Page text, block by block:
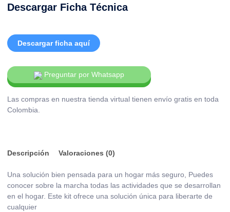
Descargar Ficha Técnica
Descargar ficha aquí
Preguntar por Whatsapp
Las compras en nuestra tienda virtual tienen envío gratis en toda
Colombia.
Descripción Valoraciones (0)
Una solución bien pensada para un hogar más seguro, Puedes
conocer sobre la marcha todas las actividades que se desarrollan
en el hogar. Este kit ofrece una solución única para liberarte de
cualquier